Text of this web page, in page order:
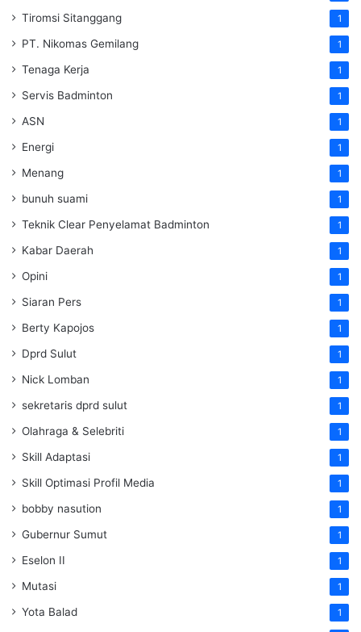
Tiromsi Sitanggang 1
PT. Nikomas Gemilang 1
Tenaga Kerja 1
Servis Badminton 1
ASN 1
Energi 1
Menang 1
bunuh suami 1
Teknik Clear Penyelamat Badminton 1
Kabar Daerah 1
Opini 1
Siaran Pers 1
Berty Kapojos 1
Dprd Sulut 1
Nick Lomban 1
sekretaris dprd sulut 1
Olahraga & Selebriti 1
Skill Adaptasi 1
Skill Optimasi Profil Media 1
bobby nasution 1
Gubernur Sumut 1
Eselon II 1
Mutasi 1
Yota Balad 1